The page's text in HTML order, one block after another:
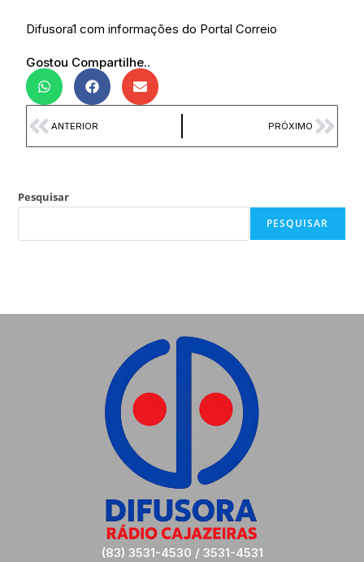
Difusora1 com informações do Portal Correio
Gostou Compartilhe..
ANTERIOR PRÓXIMO
Pesquisar
PESQUISAR
(83) 3531-4530 / 3531-4531